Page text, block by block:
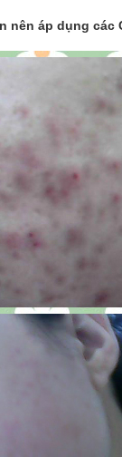
nên áp dụng các